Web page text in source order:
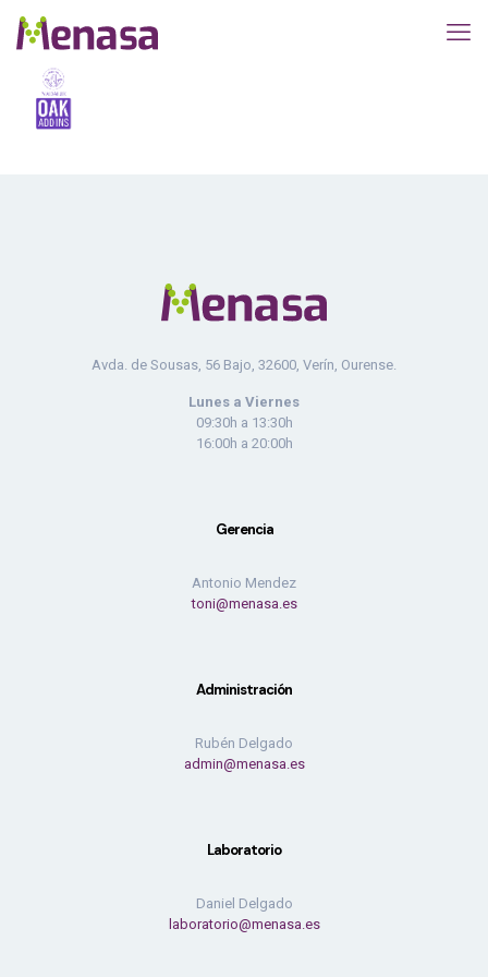
Avda. de Sousas, 56 Bajo, 32600, Verín, Ourense.
Lunes a Viernes
09:30h a 13:30h
16:00h a 20:00h
Gerencia
Antonio Mendez
toni@menasa.es
Administración
Rubén Delgado
admin@menasa.es
Laboratorio
Daniel Delgado
laboratorio@menasa.es